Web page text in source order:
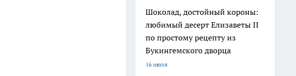
Шоколад, достойный короны:
любимый десерт Елизаветы II
по простому рецепту из
Букингемского дворца
16 июля